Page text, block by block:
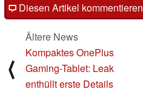
Diesen Artikel
⟨
Ältere News
Kompaktes OnePlus
Gaming-Tablet: Leak
enthüllt erste Details